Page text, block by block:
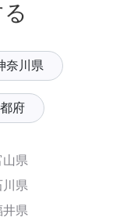
奈川県
府
山県
川県
井県